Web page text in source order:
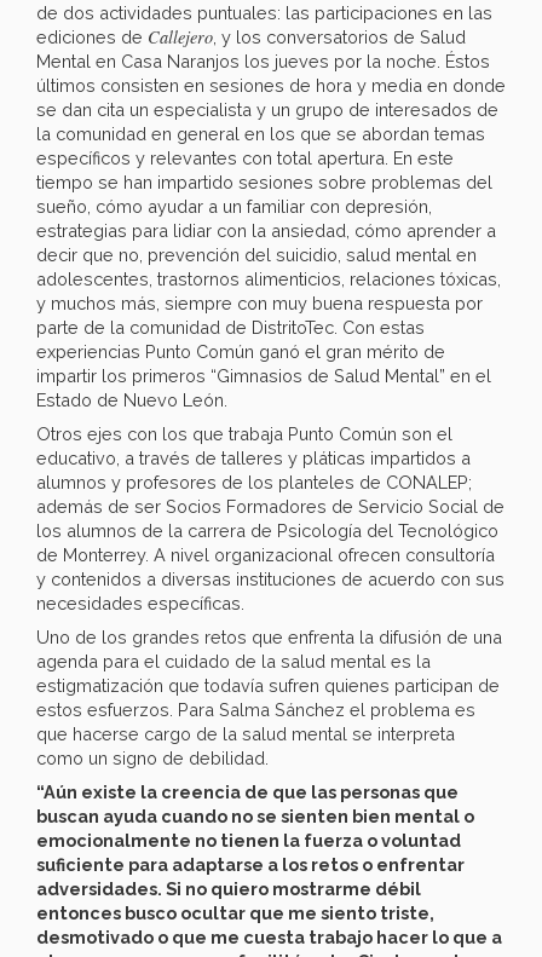
de dos actividades puntuales: las participaciones en las
ediciones de Callejero , y los conversatorios de Salud
Mental en Casa Naranjos los jueves por la noche. Éstos
últimos consisten en sesiones de hora y media en donde
se dan cita un especialista y un grupo de interesados de
la comunidad en general en los que se abordan temas
específicos y relevantes con total apertura. En este
tiempo se han impartido sesiones sobre problemas del
sueño, cómo ayudar a un familiar con depresión,
estrategias para lidiar con la ansiedad, cómo aprender a
decir que no, prevención del suicidio, salud mental en
adolescentes, trastornos alimenticios, relaciones tóxicas,
y muchos más, siempre con muy buena respuesta por
parte de la comunidad de DistritoTec. Con estas
experiencias Punto Común ganó el gran mérito de
impartir los primeros “Gimnasios de Salud Mental” en el
Estado de Nuevo León.
Otros ejes con los que trabaja Punto Común son el
educativo, a través de talleres y pláticas impartidos a
alumnos y profesores de los planteles de CONALEP;
además de ser Socios Formadores de Servicio Social de
los alumnos de la carrera de Psicología del Tecnológico
de Monterrey. A nivel organizacional ofrecen consultoría
y contenidos a diversas instituciones de acuerdo con sus
necesidades específicas.
Uno de los grandes retos que enfrenta la difusión de una
agenda para el cuidado de la salud mental es la
estigmatización que todavía sufren quienes participan de
estos esfuerzos. Para Salma Sánchez el problema es
que hacerse cargo de la salud mental se interpreta
como un signo de debilidad.
“Aún existe la creencia de que las personas que
buscan ayuda cuando no se sienten bien mental o
emocionalmente no tienen la fuerza o voluntad
suficiente para adaptarse a los retos o enfrentar
adversidades. Si no quiero mostrarme débil
entonces busco ocultar que me siento triste,
desmotivado o que me cuesta trabajo hacer lo que a